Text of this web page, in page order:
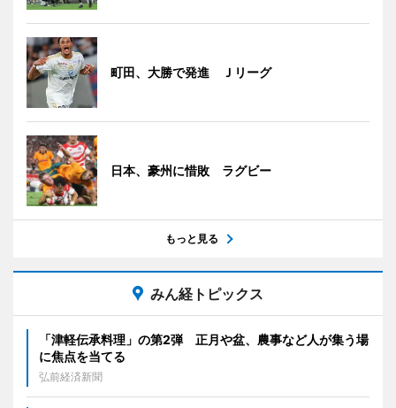
町田、大勝で発進 Ｊリーグ
日本、豪州に惜敗 ラグビー
もっと見る
みん経トピックス
「津軽伝承料理」の第2弾 正月や盆、農事など人が集う場
に焦点を当てる
弘前経済新聞